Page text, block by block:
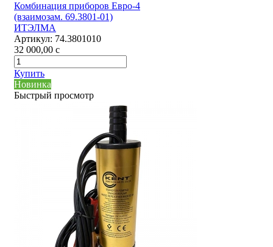
Комбинация приборов Евро-4
(взаимозам. 69.3801-01)
ИТЭЛМА
Артикул: 74.3801010
32 000,00 c
Купить
Новинка
Быстрый просмотр